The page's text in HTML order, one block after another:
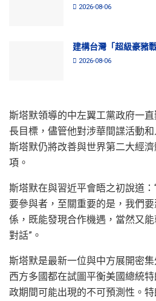
2026-08-06
建構台灣「超級豪豬戰
2026-08-06
斯塔默領導的中左翼工黨政府一
長目標，儘管他對涉華間諜活動
斯塔默仍將改善與世界第二大經
項。
斯塔默在與習近平會晤之初說道
要參與者，至關重要的是，我們
係，既能發現合作機遇，當然又
對話”。
斯塔默是最新一位與中方展開密
西方多國都在試圖平衡美國總統
政期間可能出現的不可預測性。